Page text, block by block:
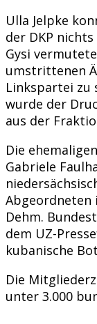
Ulla Jelpke
der DKP
Gysi
umstrittenen
Linkspartei zu
wurde der
aus der
Die
Gabriele
Abgeordneten
Dehm.
dem UZ-
kubanische
Die
unter 3.000